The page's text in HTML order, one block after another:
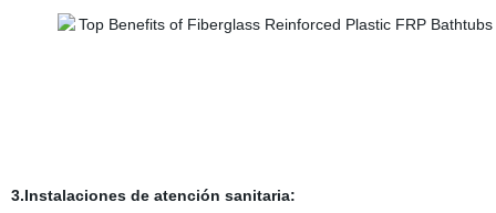
3.Instalaciones de atención sanitaria: